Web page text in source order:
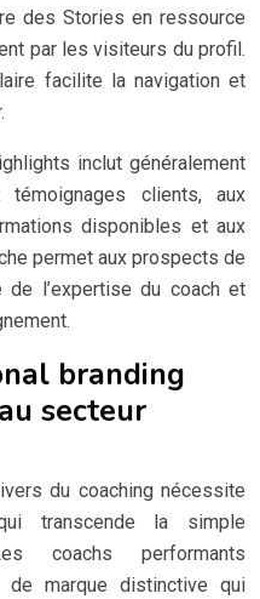
des Stories en ressource
par les visiteurs du profil.
facilite la navigation et
inclut généralement
clients, aux
disponibles et aux
permet aux prospects de
de l’expertise du coach et
branding
secteur
du coaching nécessite
transcende la simple
coachs performants
de marque distinctive qui